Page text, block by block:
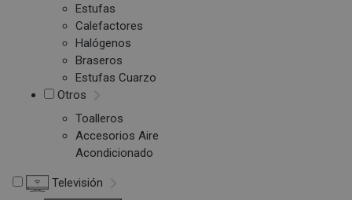
Estufas
Calefactores
Halógenos
Braseros
Estufas Cuarzo
Otros
Toalleros
Accesorios Aire
Acondicionado
Televisión